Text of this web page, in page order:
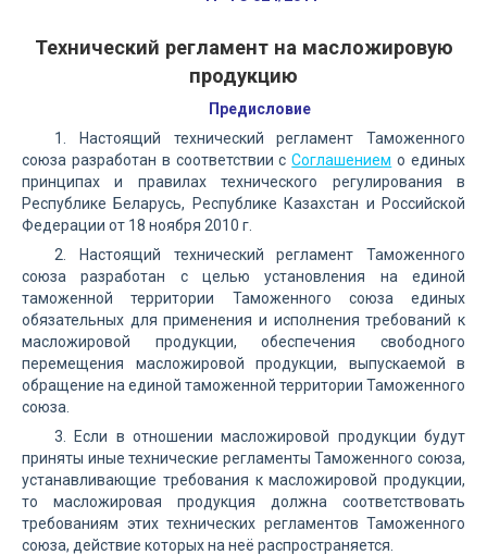
Технический регламент на масложировую
продукцию
Предисловие
1. Настоящий технический регламент Таможенного
союза разработан в соответствии сСоглашением о единых
принципах и правилах технического регулирования в
Республике Беларусь, Республике Казахстан и Российской
Федерации от 18 ноября 2010 г.
2. Настоящий технический регламент Таможенного
союза разработан с целью установления на единой
таможенной территории Таможенного союза единых
обязательных для применения и исполнения требований к
масложировой продукции, обеспечения свободного
перемещения масложировой продукции, выпускаемой в
обращение на единой таможенной территории Таможенного
союза.
3. Если в отношении масложировой продукции будут
приняты иные технические регламенты Таможенного союза,
устанавливающие требования к масложировой продукции,
то масложировая продукция должна соответствовать
требованиям этих технических регламентов Таможенного
союза, действие которых на неё распространяется.